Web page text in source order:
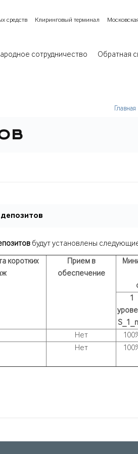
средств Клиринговый терминал
сотрудничество Обратная
Главная
будут установлены
коротких
Прием в
обеспечение
1
S_
Нет
Нет